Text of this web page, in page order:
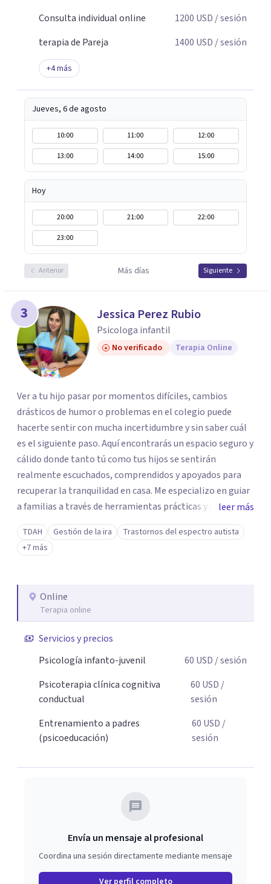
Consulta individual online
1200 USD / sesión
terapia de Pareja
1400 USD / sesión
+4más
Jueves, 6 de agosto
10:00 11:00
12:00
13:00
14:00 15:00
Hoy
20:00 21:00
22:00
23:00
Anterior Más días Siguiente
3 Jessica Perez Rubio
Psicologa infantil
No verificado Terapia Online
Ver a tu hijo pasar por momentos difíciles, cambios
drásticos de humor o problemas en el colegio puede
hacerte sentir con mucha incertidumbre y sin saber cuál
es el siguiente paso. Aquí encontrarás un espacio seguro y
cálido donde tanto tú como tus hijos se sentirán
realmente escuchados, comprendidos y apoyados para
recuperar la tranquilidad en casa. Me especializo en guiar
a familias a través de herramientas prácticas y dinámicas
adaptadas a la edad de cada menor, dejando de lado las
etiquetas y los tecnicismos. Mi forma de trabajar se
centra en entender las emociones que hay detrás del
necesaria para superar sus retos y fortaleciendo la
comunicación entre ustedes. Acompaño a niños y
adolescentes que están lidiando con la ansiedad, la
timidez, la rebeldía o dificultades escolares, así como a
educar sin perder la paciencia ni el control. Si estás listo
para dar el primer paso hacia una convivencia familiar
más armoniosa, agenda tu sesión y empecemos a
leer más
TDAH Gestión de la ira
Trastornos del espectro autista
+7 más
Online
Terapia online
Servicios y precios
Psicología infanto-juvenil
60 USD / sesión
Psicoterapia clínica cognitiva
conductual
60 USD /
sesión
Entrenamiento a padres
(psicoeducación)
60 USD /
sesión
Envía un mensaje al profesional
Coordina una sesión directamente mediante mensaje
Ver perfil completo